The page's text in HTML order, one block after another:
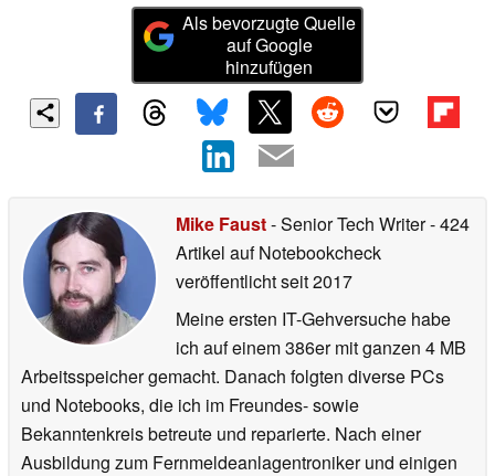
Als bevorzugte Quelle
auf Google
hinzufügen
Mike Faust- Senior Tech Writer- 424
Artikel auf Notebookcheck
veröffentlichtseit 2017
Meine ersten IT-Gehversuche habe
ich auf einem 386er mit ganzen 4 MB
Arbeitsspeicher gemacht. Danach folgten diverse PCs
und Notebooks, die ich im Freundes- sowie
Bekanntenkreis betreute und reparierte. Nach einer
Ausbildung zum Fernmeldeanlagentroniker und einigen